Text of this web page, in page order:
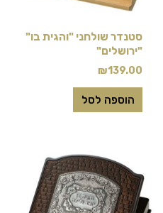
סטנדר שולחני "והגית בו"
"ירושלים"
₪139.00
הוספה לסל